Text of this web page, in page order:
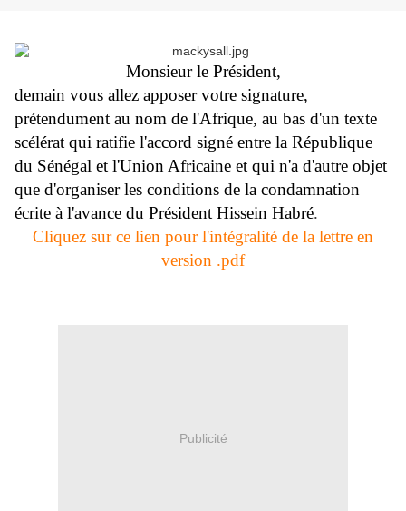
Monsieur le Président,
demain vous allez apposer votre signature,
prétendument au nom de l'Afrique, au bas d'un texte
scélérat qui ratifie l'accord signé entre la République
du Sénégal et l'Union Africaine et qui n'a d'autre objet
que d'organiser les conditions de la condamnation
écrite à l'avance du Président Hissein Habré.
Cliquez sur ce lien pour l'intégralité de la lettre en
version .pdf
Publicité